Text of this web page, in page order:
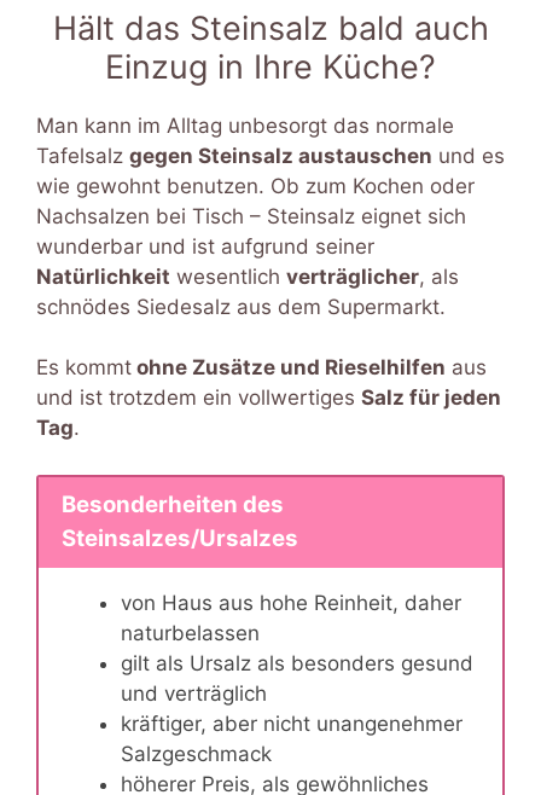
Hält das Steinsalz bald auch
Einzug in Ihre Küche?
Man kann im Alltag unbesorgt das normale
Tafelsalz gegen Steinsalz austauschen und es
wie gewohnt benutzen. Ob zum Kochen oder
Nachsalzen bei Tisch – Steinsalz eignet sich
wunderbar und ist aufgrund seiner
Natürlichkeit wesentlich verträglicher, als
schnödes Siedesalz aus dem Supermarkt.
Es kommt ohne Zusätze und Rieselhilfen aus
und ist trotzdem ein vollwertiges Salz für jeden
Tag.
Besonderheiten des
Steinsalzes/Ursalzes
von Haus aus hohe Reinheit, daher
naturbelassen
gilt als Ursalz als besonders gesund
und verträglich
kräftiger, aber nicht unangenehmer
Salzgeschmack
höherer Preis, als gewöhnliches